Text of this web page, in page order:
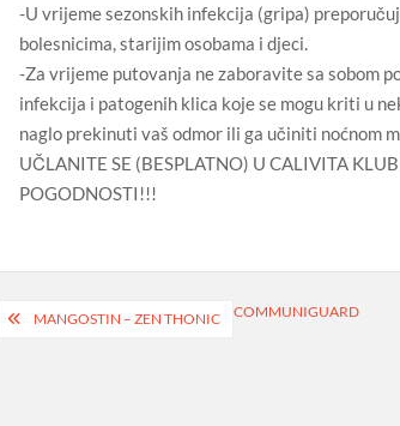
-U vrijeme sezonskih infekcija (gripa)
bolesnicima, starijim osobama i djeci.
-Za vrijeme putovanja ne zaboravite sa sobom
infekcija i patogenih klica koje se mogu kriti u
naglo prekinuti vaš odmor ili ga učiniti noćnom
UČLANITE SE (BESPLATNO) U CALIVITA
POGODNOSTI!!!
Navigacija
MANGOSTIN – ZEN THONIC COMMUNIGUARD